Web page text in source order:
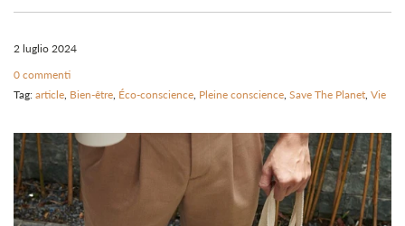
2 luglio 2024
0 commenti
Tag: article, Bien-être, Éco-conscience, Pleine conscience, Save The Planet, Vie